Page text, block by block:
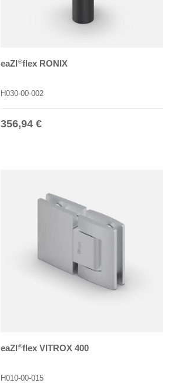
eaZI®flex RONIX
H030-00-002
Normaler Preis
356,94 €
eaZI®flex VITROX 400
H010-00-015